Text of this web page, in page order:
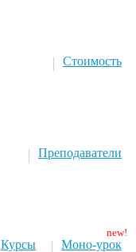
Стоимость
Преподаватели
Моно-урок
Курсы